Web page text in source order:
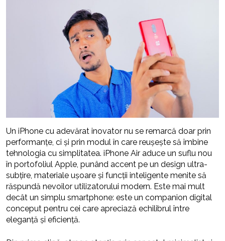
Un iPhone cu adevărat inovator nu se remarcă doar prin
performanțe, ci și prin modul în care reușește să îmbine
tehnologia cu simplitatea. iPhone Air aduce un suflu nou
în portofoliul Apple, punând accent pe un design ultra-
subțire, materiale ușoare și funcții inteligente menite să
răspundă nevoilor utilizatorului modern. Este mai mult
decât un simplu smartphone: este un companion digital
conceput pentru cei care apreciază echilibrul între
eleganță și eficiență.